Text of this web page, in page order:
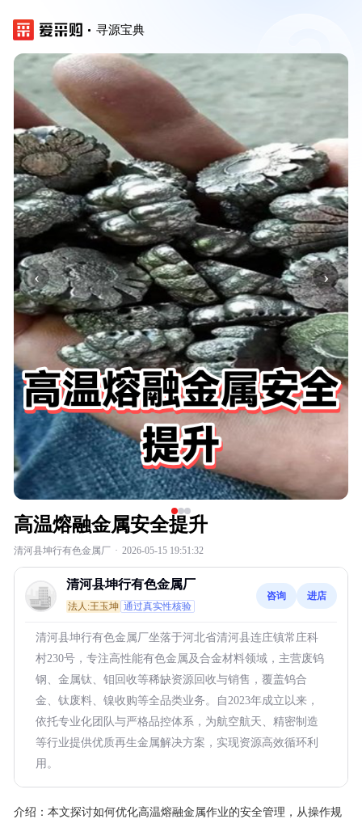
寻源宝典
‹ ›
高温熔融金属安全提升
清河县坤行有色金属厂 · 2026-05-15 19:51:32
清河县坤行有色金属厂
法人:王玉坤 通过真实性核验
咨询 进店
清河县坤行有色金属厂坐落于河北省清河县连庄镇常庄科
村230号，专注高性能有色金属及合金材料领域，主营废钨
钢、金属钛、钼回收等稀缺资源回收与销售，覆盖钨合
金、钛废料、镍收购等全品类业务。自2023年成立以来，
依托专业化团队与严格品控体系，为航空航天、精密制造
等行业提供优质再生金属解决方案，实现资源高效循环利
用。
介绍： 本文探讨如何优化高温熔融金属作业的安全管理，从操作规